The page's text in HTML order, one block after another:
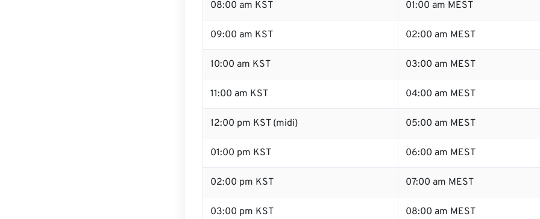
08:00 am KST 01:00 am MEST
09:00 am KST 02:00 am MEST
10:00 am KST 03:00 am MEST
11:00 am KST 04:00 am MEST
12:00 pm KST (midi) 05:00 am MEST
01:00 pm KST 06:00 am MEST
02:00 pm KST 07:00 am MEST
03:00 pm KST 08:00 am MEST